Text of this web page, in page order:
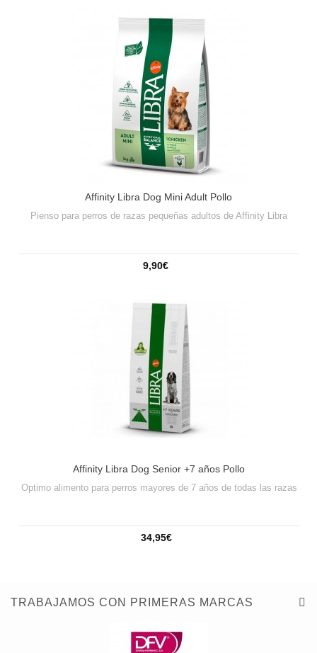
Affinity Libra Dog Mini Adult Pollo
Pienso para perros de razas pequeñas adultos de Affinity Libra
9,90€
Affinity Libra Dog Senior +7 años Pollo
Optimo alimento para perros mayores de 7 años de todas las razas
34,95€
TRABAJAMOS CON PRIMERAS MARCAS